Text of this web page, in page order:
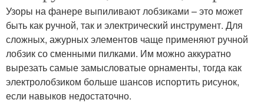
Узоры на фанере выпиливают лобзиками – это может
быть как ручной, так и электрический инструмент. Для
сложных, ажурных элементов чаще применяют ручной
лобзик со сменными пилками. Им можно аккуратно
вырезать самые замысловатые орнаменты, тогда как
электролобзиком больше шансов испортить рисунок,
если навыков недостаточно.